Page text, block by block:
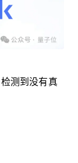
测到没有真